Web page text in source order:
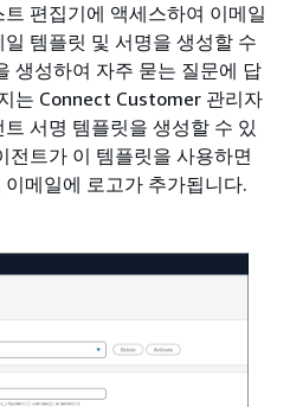
편집기에 액세스하여 이메일
템플릿 및 서명을 생성할 수
생성하여 자주 묻는 질문에 답
는 Connect Customer 관리자
서명 템플릿을 생성할 수 있
전트가 이 템플릿을 사용하면
메일에 로고가 추가됩니다.